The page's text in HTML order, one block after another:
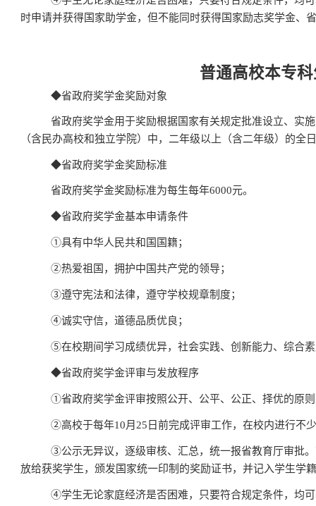
时申请并获得国家助学金，但不能同时获得国家励志奖学金、
普通高校本专
◆省政府奖学金奖励对象
省政府奖学金用于奖励根据国家有关规定批准设立、实
（含民办高校和独立学院）中，二年级以上（含二年级）的
◆省政府奖学金奖励标准
省政府奖学金奖励标准为每生每年6000元。
◆省政府奖学金基本申请条件
①具有中华人民共和国国籍；
②热爱祖国，拥护中国共产党的领导；
③遵守宪法和法律，遵守学校规章制度；
④诚实守信，道德品质优良；
⑤在校期间学习成绩优异，社会实践、创新能力、综合
◆省政府奖学金评审与发放程序
①省政府奖学金评审按照公开、公平、公正、择优的原
②高校于每年10月 25 日前完成评审工作，在校内进行不
③公示无异议，逐级审核、汇总，统一报省教育厅审批
放给获奖学生，颁发国家统一印制的奖励证书，并记入学生学
④学生无论家庭经济是否困难，只要符合规定条件，均